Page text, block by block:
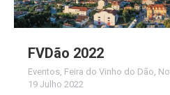
FVDão 2022
Eventos Feira do Vinho do Dão
19 Julho 2022